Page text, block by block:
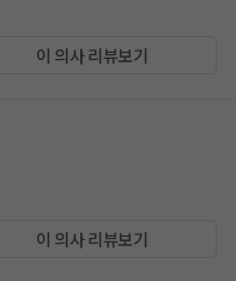
이 의사 리뷰보기
이 의사 리뷰보기